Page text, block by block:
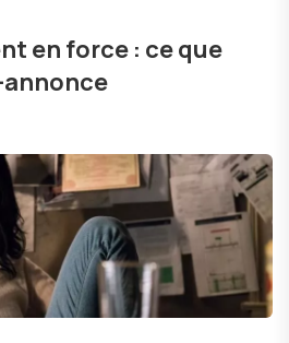
en force : ce que